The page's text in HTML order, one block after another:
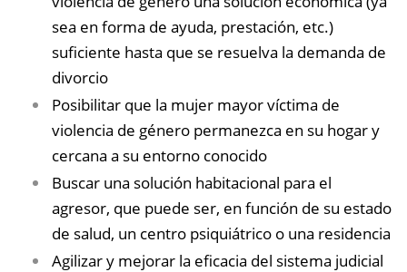
sea en forma de ayuda, prestación, etc.)
suficiente hasta que se resuelva la demanda de
divorcio
Posibilitar que la mujer mayor víctima de
violencia de género permanezca en su hogar y
cercana a su entorno conocido
Buscar una solución habitacional para el
agresor, que puede ser, en función de su estado
de salud, un centro psiquiátrico o una residencia
Agilizar y mejorar la eficacia del sistema judicial